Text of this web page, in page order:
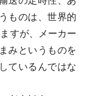
ものは、世界的
すが、メーカー
みというものを
ているんではな